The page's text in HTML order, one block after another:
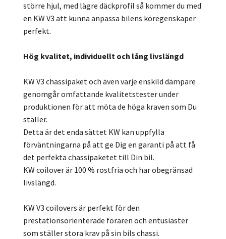
större hjul, med lägre däckprofil så kommer du med
en KW V3 att kunna anpassa bilens köregenskaper
perfekt.
Hög kvalitet, individuellt och lång livslängd
KW V3 chassipaket och även varje enskild dämpare
genomgår omfattande kvalitetstester under
produktionen för att möta de höga kraven som Du
ställer.
Detta är det enda sättet KW kan uppfylla
förväntningarna på att ge Dig en garanti på att få
det perfekta chassipaketet till Din bil.
KW coilover är 100 % rostfria och har obegränsad
livslängd.
KW V3 coilovers är perfekt för den
prestationsorienterade föraren och entusiaster
som ställer stora krav på sin bils chassi.